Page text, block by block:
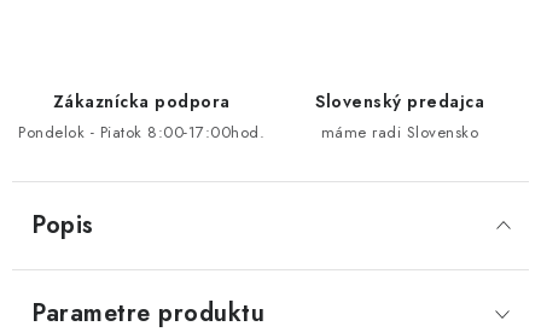
Zákaznícka podpora
Pondelok - Piatok 8:00-17:00hod.
Slovenský predajca
máme radi Slovensko
Popis
Parametre produktu